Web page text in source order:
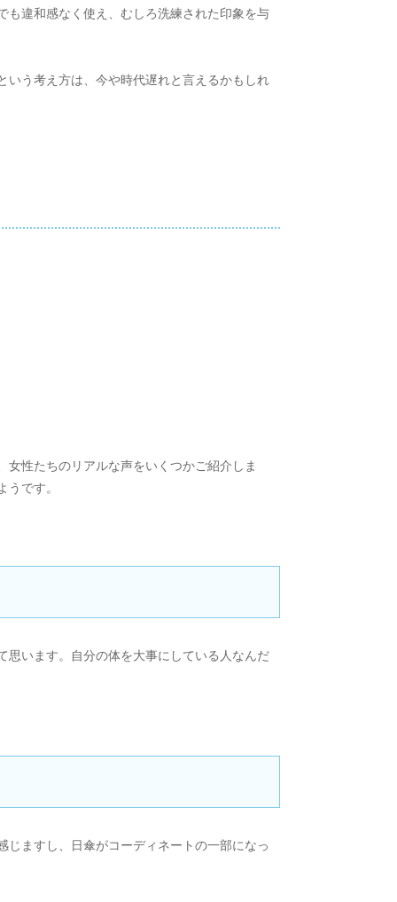
も違和感なく使え、むしろ洗練された印象を与
いう考え方は、今や時代遅れと言えるかもしれ
性たちのリアルな声をいくつかご紹介しま
です。
思います。自分の体を大事にしている人なんだ
ますし、日傘がコーディネートの一部になっ